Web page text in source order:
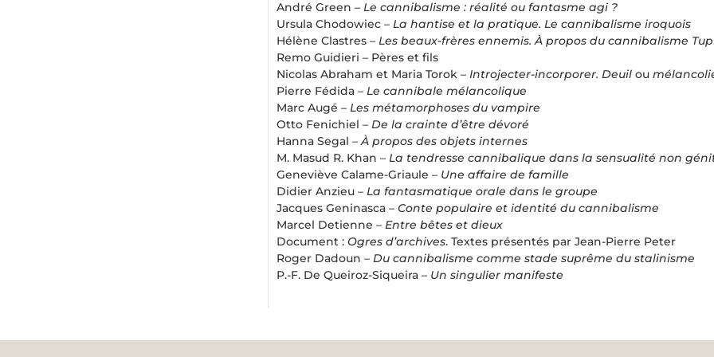
André Green – Le cannibalisme : réalité ou fantasme agi ?
Ursula Chodowiec – La hantise et la pratique. Le cannibalisme iroquois
Hélène Clastres – Les beaux-frères ennemis. À propos du cannibalisme
Remo Guidieri – Pères et fils
Nicolas Abraham et Maria Torok – Introjecter-incorporer. Deuil ou
Pierre Fédida – Le cannibale mélancolique
Marc Augé – Les métamorphoses du vampire
Otto Fenichiel – De la crainte d’être dévoré
Hanna Segal – À propos des objets internes
M. Masud R. Khan – La tendresse cannibalique dans la sensualité non
Geneviève Calame-Griaule – Une affaire de famille
Didier Anzieu – La fantasmatique orale dans le groupe
Jacques Geninasca – Conte populaire et identité du cannibalisme
Marcel Detienne – Entre bêtes et dieux
Document : Ogres d’archives. Textes présentés par Jean-Pierre Peter
Roger Dadoun – Du cannibalisme comme stade suprême du stalinisme
P.-F. De Queiroz-Siqueira – Un singulier manifeste